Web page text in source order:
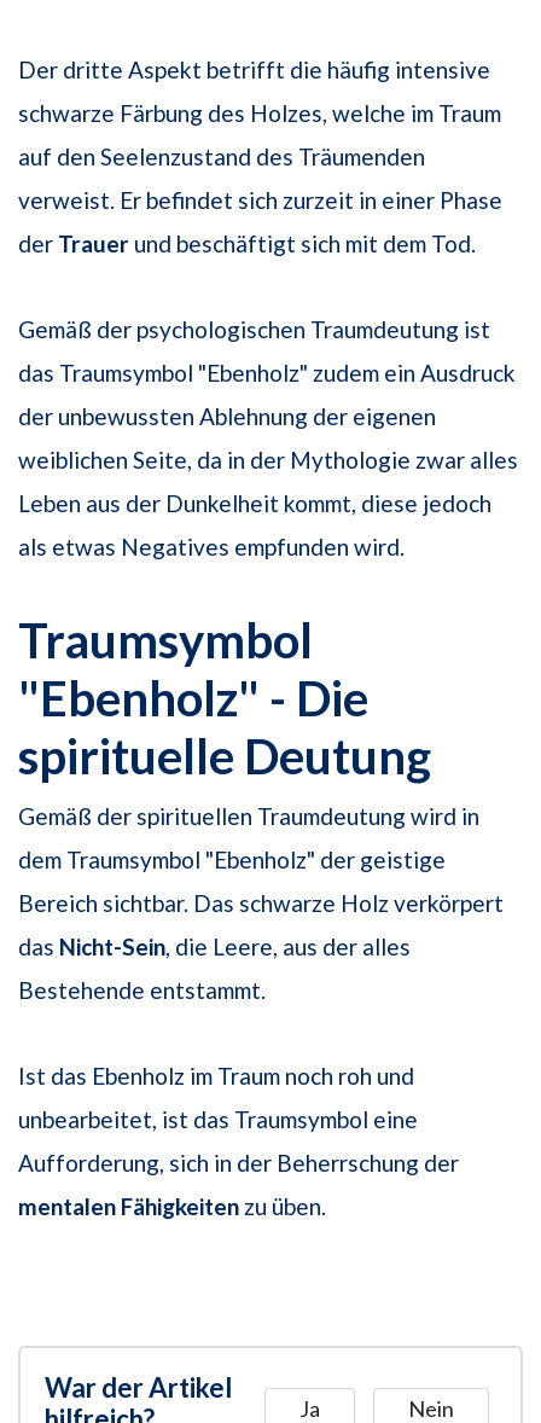
Der dritte Aspekt betrifft die häufig intensive
schwarze Färbung des Holzes, welche im Traum
auf den Seelenzustand des Träumenden
verweist. Er befindet sich zurzeit in einer Phase
der Trauer und beschäftigt sich mit dem Tod.
Gemäß der psychologischen Traumdeutung ist
das Traumsymbol "Ebenholz" zudem ein Ausdruck
der unbewussten Ablehnung der eigenen
weiblichen Seite, da in der Mythologie zwar alles
Leben aus der Dunkelheit kommt, diese jedoch
als etwas Negatives empfunden wird.
Traumsymbol
"Ebenholz" - Die
spirituelle Deutung
Gemäß der spirituellen Traumdeutung wird in
dem Traumsymbol "Ebenholz" der geistige
Bereich sichtbar. Das schwarze Holz verkörpert
das Nicht-Sein, die Leere, aus der alles
Bestehende entstammt.
Ist das Ebenholz im Traum noch roh und
unbearbeitet, ist das Traumsymbol eine
Aufforderung, sich in der Beherrschung der
mentalen Fähigkeiten zu üben.
War der Artikel
Ja Nein